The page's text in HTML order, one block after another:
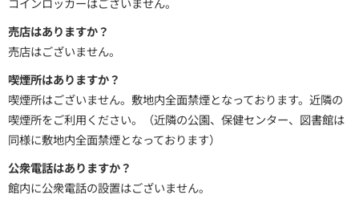
売店はありますか？
売店はございません。
喫煙所はありますか？
喫煙所はございません。敷地内全面禁煙となっております。近隣の
喫煙所をご利用ください。（近隣の公園、保健センター、図書館は
同様に敷地内全面禁煙となっております）
公衆電話はありますか？
館内に公衆電話の設置はございません。